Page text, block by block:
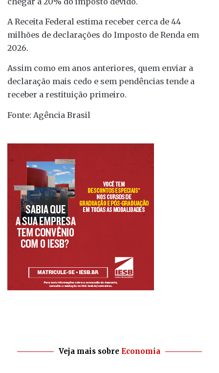
A Receita Federal estima receber cerca de 44
milhões de declarações do Imposto de Renda em
2026.
Assim como em anos anteriores, quem enviar a
declaração mais cedo e sem pendências tende a
receber a restituição primeiro.
Fonte: Agência Brasil
Veja mais sobre Economia